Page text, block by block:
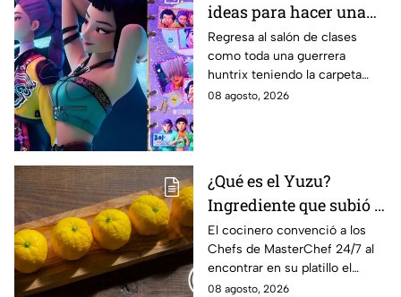
ideas para hacer una
carpeta escolar este
regreso a clases 2026,
inspiradas en Rumi,
Zoey y Mira
Regresa al salón de clases
como toda una guerrera
huntrix teniendo la carpeta
más original para anotar todos
08 agosto, 2026
¿Qué es el Yuzu?
Ingrediente que subió a
Lancer al balcón de
MasterChef 24/7 este
"Viernes de salvación"
El cocinero convenció a los
Chefs de MasterChef 24/7 al
encontrar en su platillo el
balance perfecto.
08 agosto, 2026